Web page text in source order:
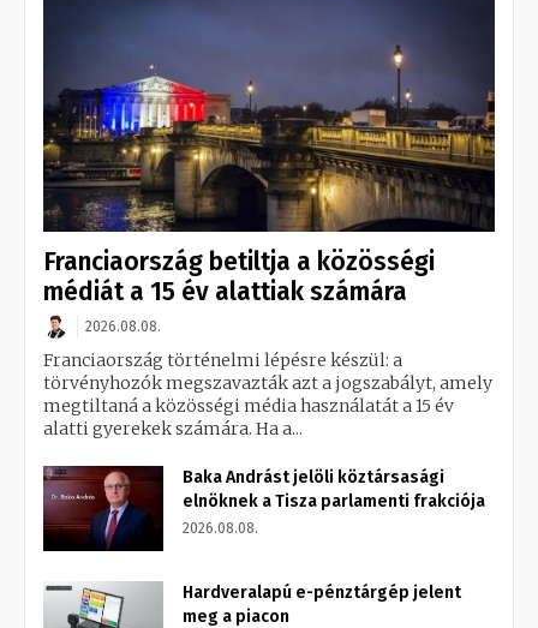
Franciaország betiltja a közösségi
médiát a 15 év alattiak számára
2026.08.08.
Franciaország történelmi lépésre készül: a
törvényhozók megszavazták azt a jogszabályt, amely
megtiltaná a közösségi média használatát a 15 év
alatti gyerekek számára. Ha a...
Baka Andrást jelöli köztársasági
elnöknek a Tisza parlamenti frakciója
2026.08.08.
Hardveralapú e-pénztárgép jelent
meg a piacon